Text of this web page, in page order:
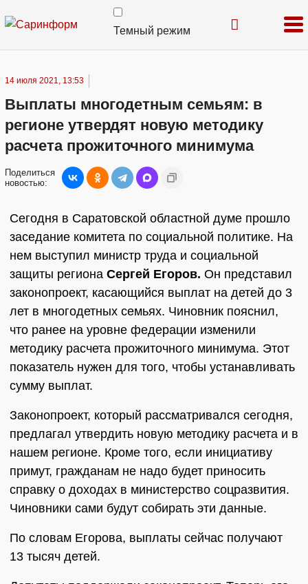
Темный режим
14 июля 2021, 13:53
Выплаты многодетным семьям: в
регионе утвердят новую методику
расчета прожиточного минимума
Поделиться
новостью:
Сегодня в Саратовской областной думе прошло
заседание комитета по социальной политике. На
нем выступил министр труда и социальной
защиты региона Сергей Егоров. Он представил
законопроект, касающийся выплат на детей до 3
лет в многодетных семьях. Чиновник пояснил,
что ранее на уровне федерации изменили
методику расчета прожиточного минимума. Этот
показатель нужен для того, чтобы устанавливать
сумму выплат.
Законопроект, который рассматривался сегодня,
предлагал утвердить новую методику расчета и в
нашем регионе. Кроме того, если инициативу
примут, гражданам не надо будет приносить
справку о доходах в министерство соцразвития.
Чиновники сами будут собирать эти данные.
По словам Егорова, выплаты сейчас получают
13 тысяч детей.